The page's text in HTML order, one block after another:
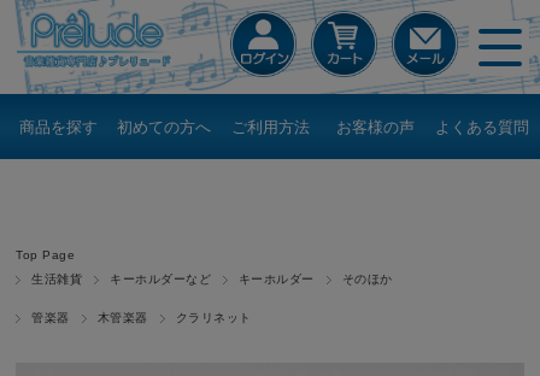
商品を探す 初めての方へ ご利用方法 お客様の声 よくある質問
Top Page
生活雑貨
キーホルダーなど キーホルダー そのほか
管楽器 木管楽器 クラリネット